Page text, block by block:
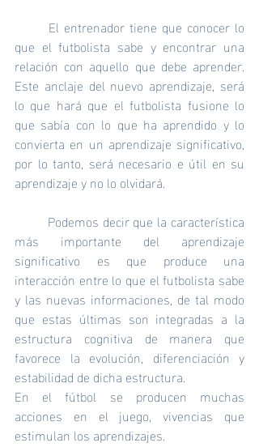
que el futbolista sabe y encontrar una
relación con aquello que debe aprender.
Este anclaje del nuevo aprendizaje, será
lo que hará que el futbolista fusione lo
que sabía con lo que ha aprendido y lo
convierta en un aprendizaje significativo,
por lo tanto, será necesario e útil en su
aprendizaje y no lo olvidará.
más importante del aprendizaje
significativo es que produce una
interacción entre lo que el futbolista sabe
y las nuevas informaciones, de tal modo
que estas últimas son integradas a la
estructura cognitiva de manera que
favorece la evolución, diferenciación y
estabilidad de dicha estructura.
En el fútbol se producen muchas
acciones en el juego, vivencias que
estimulan los aprendizajes.